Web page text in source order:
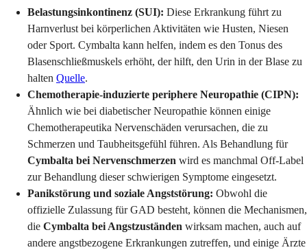
Belastungsinkontinenz (SUI): Diese Erkrankung führt zu
Harnverlust bei körperlichen Aktivitäten wie Husten, Niesen
oder Sport. Cymbalta kann helfen, indem es den Tonus des
Blasenschließmuskels erhöht, der hilft, den Urin in der Blase zu
halten Quelle.
Chemotherapie-induzierte periphere Neuropathie (CIPN):
Ähnlich wie bei diabetischer Neuropathie können einige
Chemotherapeutika Nervenschäden verursachen, die zu
Schmerzen und Taubheitsgefühl führen. Als Behandlung für
Cymbalta bei Nervenschmerzen wird es manchmal Off-Label
zur Behandlung dieser schwierigen Symptome eingesetzt.
Panikstörung und soziale Angststörung: Obwohl die
offizielle Zulassung für GAD besteht, können die Mechanismen,
die Cymbalta bei Angstzuständen wirksam machen, auch auf
andere angstbezogene Erkrankungen zutreffen, und einige Ärzte